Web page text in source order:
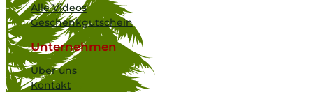
Alle Videos
Geschenkgutschein
Unternehmen
Über uns
Kontakt